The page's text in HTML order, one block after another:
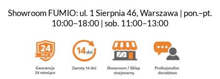
Showroom FUMIO: ul. 1 Sierpnia 46, Warszawa | pon.–pt.
10:00–18:00 | sob. 11:00–13:00